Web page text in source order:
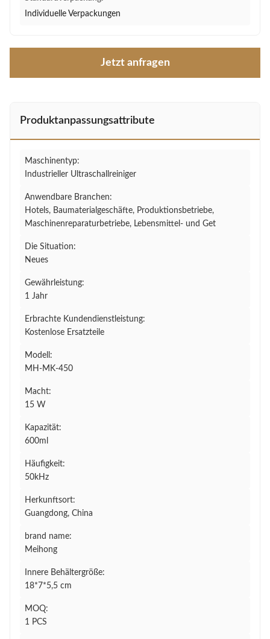
Individuelle Verpackungen
Jetzt anfragen
Produktanpassungsattribute
Maschinentyp:
Industrieller Ultraschallreiniger
Anwendbare Branchen:
Hotels, Baumaterialgeschäfte, Produktionsbetriebe,
Maschinenreparaturbetriebe, Lebensmittel- und Get
Die Situation:
Neues
Gewährleistung:
1 Jahr
Erbrachte Kundendienstleistung:
Kostenlose Ersatzteile
Modell:
MH-MK-450
Macht:
15 W
Kapazität:
600ml
Häufigkeit:
50kHz
Herkunftsort:
Guangdong, China
brand name:
Meihong
Innere Behältergröße:
18*7*5,5 cm
MOQ:
1 PCS